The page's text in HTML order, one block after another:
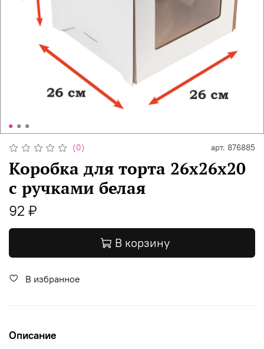
(0) арт. 876885
Коробка для торта 26х26х20
с ручками белая
92 ₽
В корзину
В избранное
Описание